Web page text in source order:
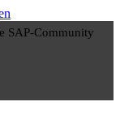
SAP-Community